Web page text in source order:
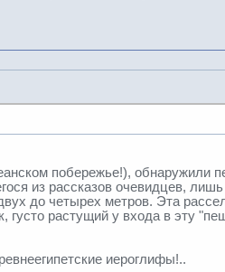
побережье!), обнаружили
из рассказов очевидцев,
до четырех метров. Эта
растущий у входа в эту
иероглифы!..